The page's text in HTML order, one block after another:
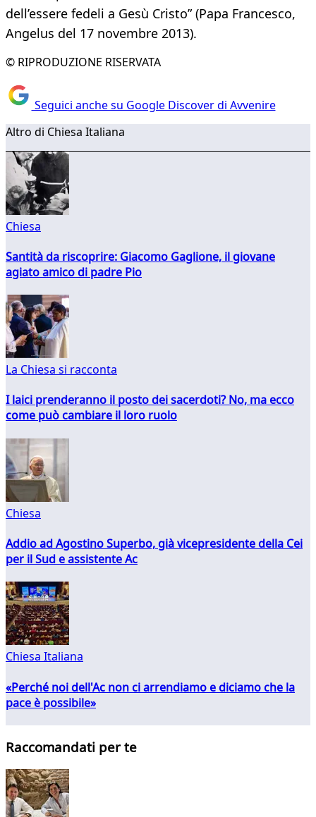
dell’essere fedeli a Gesù Cristo” (Papa Francesco,
Angelus del 17 novembre 2013).
© RIPRODUZIONE RISERVATA
Seguici anche su Google Discover di Avvenire
Altro di Chiesa Italiana
Chiesa
Santità da riscoprire: Giacomo Gaglione, il giovane
agiato amico di padre Pio
La Chiesa si racconta
I laici prenderanno il posto dei sacerdoti? No, ma ecco
come può cambiare il loro ruolo
Chiesa
Addio ad Agostino Superbo, già vicepresidente della Cei
per il Sud e assistente Ac
Chiesa Italiana
«Perché noi dell'Ac non ci arrendiamo e diciamo che la
pace è possibile»
Raccomandati per te